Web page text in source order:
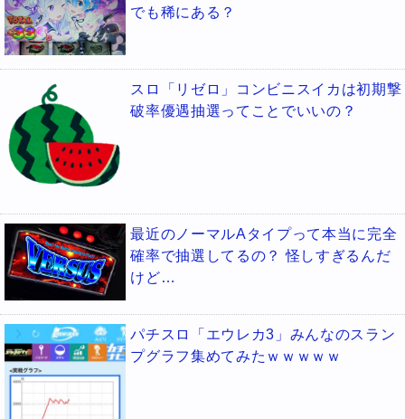
でも稀にある？
スロ「リゼロ」コンビニスイカは初期撃
破率優遇抽選ってことでいいの？
最近のノーマルAタイプって本当に完全
確率で抽選してるの？ 怪しすぎるんだ
けど…
パチスロ「エウレカ3」みんなのスラン
プグラフ集めてみたｗｗｗｗｗ